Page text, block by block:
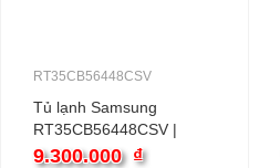
RT35CB56448CSV
Tủ lạnh Samsung
RT35CB56448CSV |
348L 2 cánh inverter
9.300.000 ₫